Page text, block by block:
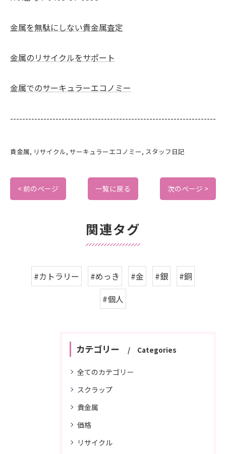
金属を無駄にしない貴金属査定
金属のリサイクルをサポート
金属でのサーキュラーエコノミー
--------------------------------------------------------------------
貴金属 リサイクル サーキュラーエコノミー スタッフ日記
< 前のページ 一覧に戻る 次のページ >
関連タグ
#カトラリー #めっき #金 #銀
#銅
#個人
カテゴリー Categories
全てのカテゴリー
スクラップ
貴金属
価格
リサイクル